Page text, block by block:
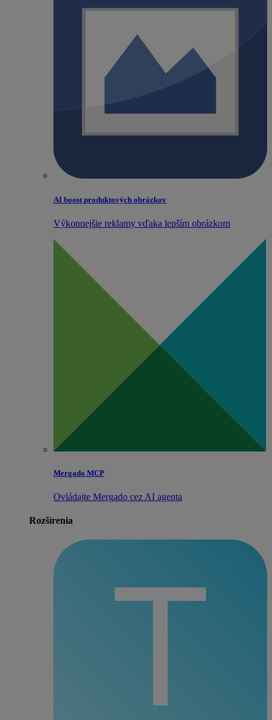
AI boost produktových obrázkov
Výkonnejšie reklamy vďaka lepším obrázkom
Mergado MCP
Ovládajte Mergado cez AI agenta
Rozšírenia